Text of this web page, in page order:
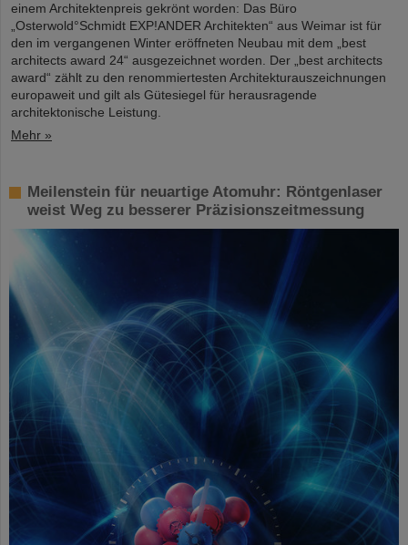
einem Architektenpreis gekrönt worden: Das Büro
„Osterwold°Schmidt EXP!ANDER Architekten“ aus Weimar ist für
den im vergangenen Winter eröffneten Neubau mit dem „best
architects award 24“ ausgezeichnet worden. Der „best architects
award“ zählt zu den renommiertesten Architekturauszeichnungen
europaweit und gilt als Gütesiegel für herausragende
architektonische Leistung.
Mehr »
Meilenstein für neuartige Atomuhr: Röntgenlaser
weist Weg zu besserer Präzisionszeitmessung